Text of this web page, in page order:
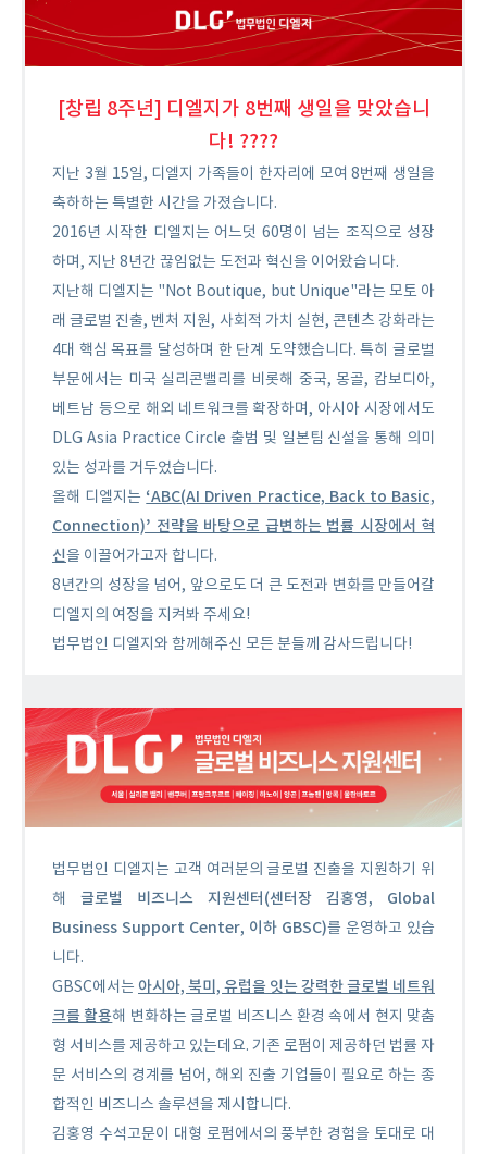
[창립 8주년] 디엘지가 8번째 생일을 맞았습니
다! ????
지난 3월 15일, 디엘지 가족들이 한자리에 모여 8번째 생일을
축하하는 특별한 시간을 가졌습니다.
2016년 시작한 디엘지는 어느덧 60명이 넘는 조직으로 성장
하며, 지난 8년간 끊임없는 도전과 혁신을 이어왔습니다.
지난해 디엘지는 "Not Boutique, but Unique"라는 모토 아
래 글로벌 진출, 벤처 지원, 사회적 가치 실현, 콘텐츠 강화라는
4대 핵심 목표를 달성하며 한 단계 도약했습니다. 특히 글로벌
부문에서는 미국 실리콘밸리를 비롯해 중국, 몽골, 캄보디아,
베트남 등으로 해외 네트워크를 확장하며, 아시아 시장에서도
DLG Asia Practice Circle 출범 및 일본팀 신설을 통해 의미
있는 성과를 거두었습니다.
올해 디엘지는 ‘ABC(AI Driven Practice, Back to Basic,
Connection)’ 전략을 바탕으로 급변하는 법률 시장에서 혁
신을 이끌어가고자 합니다.
8년간의 성장을 넘어, 앞으로도 더 큰 도전과 변화를 만들어갈
디엘지의 여정을 지켜봐 주세요!
법무법인 디엘지와 함께해주신 모든 분들께 감사드립니다!
법무법인 디엘지는 고객 여러분의 글로벌 진출을 지원하기 위
해 글로벌 비즈니스 지원센터(센터장 김홍영, Global
Business Support Center, 이하 GBSC)를 운영하고 있습
니다.
GBSC에서는 아시아, 북미, 유럽을 잇는 강력한 글로벌 네트워
크를 활용해 변화하는 글로벌 비즈니스 환경 속에서 현지 맞춤
형 서비스를 제공하고 있는데요. 기존 로펌이 제공하던 법률 자
문 서비스의 경계를 넘어, 해외 진출 기업들이 필요로 하는 종
합적인 비즈니스 솔루션을 제시합니다.
김홍영 수석고문이 대형 로펌에서의 풍부한 경험을 토대로 대